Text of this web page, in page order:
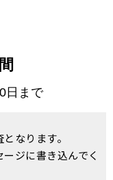
日まで
なります。
ジに書き込んでく